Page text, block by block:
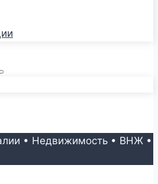
• Недвижимость • ВНЖ •